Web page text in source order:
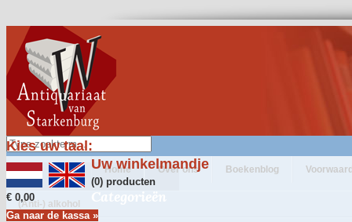
Kies uw taal:
Uw winkelmandje
(0) producten
€ 0,00
Ga naar de kassa »
Home Over ons Boekenblog
Categorieën
(Anti-) alkohol